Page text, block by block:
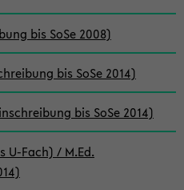
bis SoSe 2008)
bis SoSe 2014)
bis SoSe 2014)
U-Fach) / M.Ed.